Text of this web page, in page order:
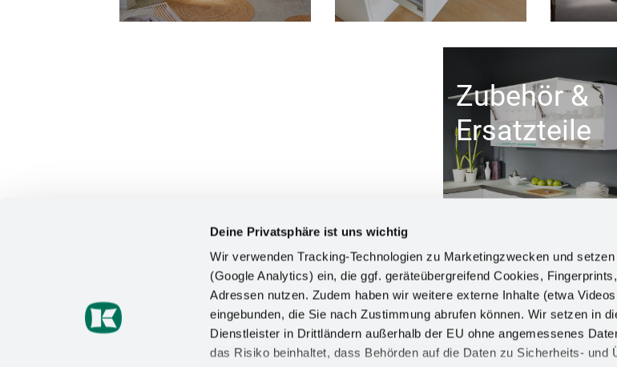
Deine Privatsphäre ist uns wichtig
Wir verwenden Tracking-Technologien zu Marketingzwecken und
(Google Analytics) ein, die ggf. geräteübergreifend Cookies,
Adressen nutzen. Zudem haben wir weitere externe Inhalte (etwa
eingebunden, die Sie nach Zustimmung abrufen können. Wir setzen in
Dienstleister in Drittländern außerhalb der EU ohne angemessenes
das Risiko beinhaltet, dass Behörden auf die Daten zu Sicherheits- und
Zubehör &
Ersatzteile
Kesseböhmer Holding KG
Mindener Straße 208